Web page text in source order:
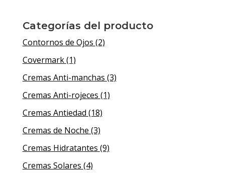
Categorías del producto
Contornos de Ojos (2)
Covermark(1)
Cremas Anti-manchas (3)
Cremas Anti-rojeces (1)
Cremas Antiedad (18)
Cremas de Noche (3)
Cremas Hidratantes (9)
Cremas Solares (4)